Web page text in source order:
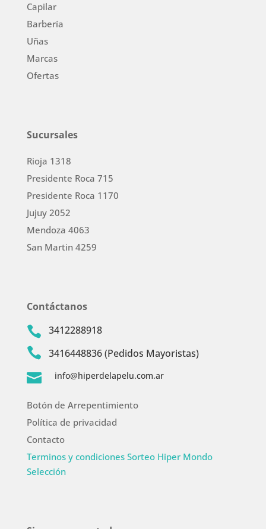
Capilar
Barbería
Uñas
Marcas
Ofertas
Sucursales
Rioja 1318
Presidente Roca 715
Presidente Roca 1170
Jujuy 2052
Mendoza 4063
San Martin 4259
Contáctanos
 3412288918
 3416448836 (Pedidos Mayoristas)
 info@hiperdelapelu.com.ar
Botón de Arrepentimiento
Política de privacidad
Contacto
Terminos y condiciones Sorteo Hiper Mondo
Selección